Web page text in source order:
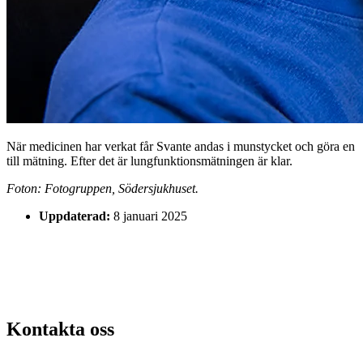
När medicinen har verkat får Svante andas i munstycket och göra en
till mätning. Efter det är lungfunktionsmätningen är klar.
Foton: Fotogruppen, Södersjukhuset.
Uppdaterad: 8 januari 2025
Kontakta oss